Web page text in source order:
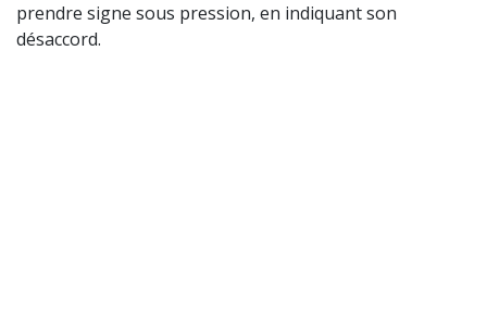
prendre signe sous pression, en indiquant son
désaccord.